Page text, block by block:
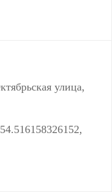
улица,
54.516158326152,